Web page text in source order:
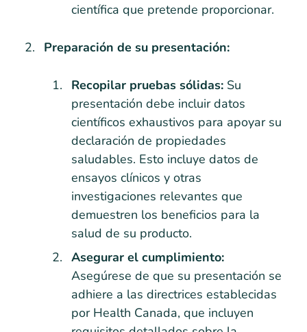
científica que pretende proporcionar.
Preparación de su presentación:
Recopilar pruebas sólidas: Su
presentación debe incluir datos
científicos exhaustivos para apoyar su
declaración de propiedades
saludables. Esto incluye datos de
ensayos clínicos y otras
investigaciones relevantes que
demuestren los beneficios para la
salud de su producto.
Asegurar el cumplimiento:
Asegúrese de que su presentación se
adhiere a las directrices establecidas
por Health Canada, que incluyen